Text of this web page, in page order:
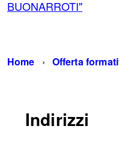
Home Offerta
Indirizzi